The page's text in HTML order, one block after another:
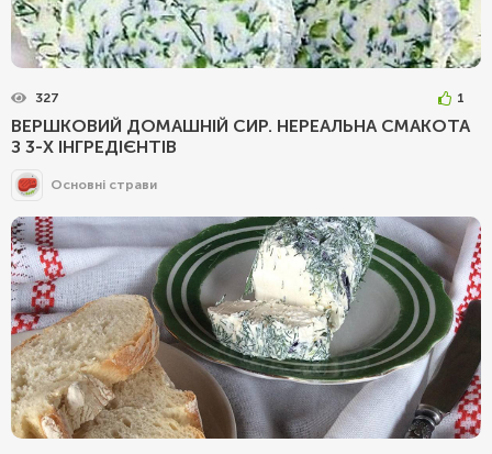
327 1
ВЕРШКОВИЙ ДОМАШНІЙ СИР. НЕРЕАЛЬНА СМАКОТА
З 3-Х ІНГРЕДІЄНТІВ
Основні страви